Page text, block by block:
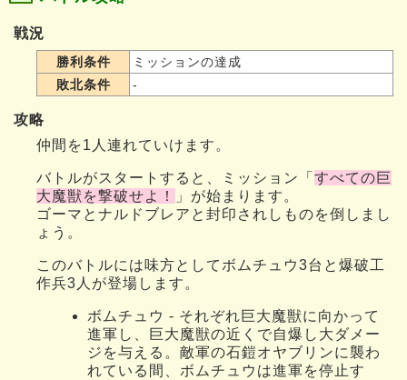
戦況
勝利条件
ミッションの達成
敗北条件
-
攻略
仲間を1人連れていけます。
バトルがスタートすると、ミッション「 すべての巨
大魔獣を撃破せよ！
」が始まります。
ゴーマとナルドブレアと封印されしものを倒しまし
ょう。
このバトルには味方としてボムチュウ3台と爆破工
作兵3人が登場します。
ボムチュウ - それぞれ巨大魔獣に向かって
進軍し、巨大魔獣の近くで自爆し大ダメー
ジを与える。敵軍の石鎧オヤブリンに襲わ
れている間、ボムチュウは進軍を停止す